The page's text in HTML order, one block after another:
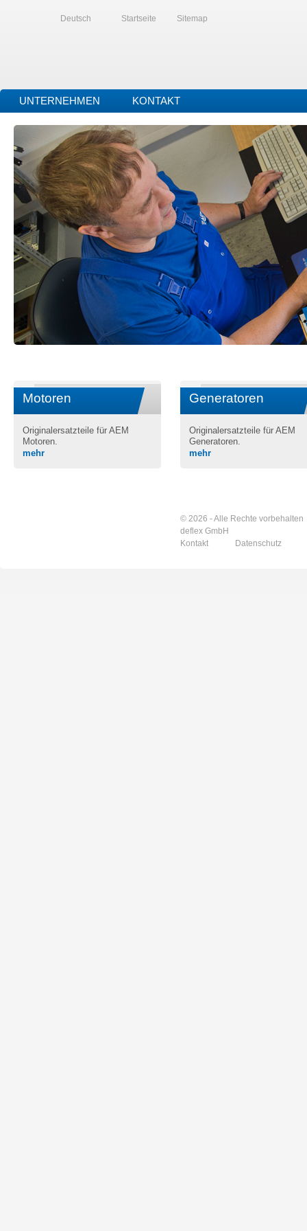
Deutsch Startseite Sitemap
UNTERNEHMEN KONTAKT
Motoren
Originalersatzteile für AEM
Motoren.
mehr
Generatoren
Originalersatzteile für AEM
Generatoren.
mehr
© 2026 - Alle Rechte vorbehalten
deflex GmbH
Kontakt
Datenschutz